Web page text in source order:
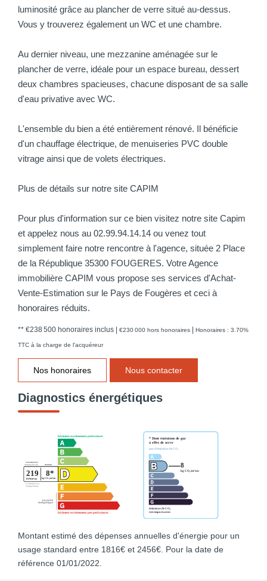
luminosité grâce au plancher de verre situé au-dessus.
Vous y trouverez également un WC et une chambre.
Au dernier niveau, une mezzanine aménagée sur le
plancher de verre, idéale pour un espace bureau, dessert
deux chambres spacieuses, chacune disposant de sa salle
d'eau privative avec WC.
L'ensemble du bien a été entièrement rénové. Il bénéficie
d'un chauffage électrique, de menuiseries PVC double
vitrage ainsi que de volets électriques.
Plus de détails sur notre site CAPIM
Pour plus d'information sur ce bien visitez notre site Capim
et appelez nous au 02.99.94.14.14 ou venez tout
simplement faire notre rencontre à l'agence, située 2 Place
de la République 35300 FOUGERES. Votre Agence
immobilière CAPIM vous propose ses services d'Achat-
Vente-Estimation sur le Pays de Fougères et ceci à
honoraires réduits.
** €238 500 honoraires inclus | €230 000 hors honoraires | Honoraires : 3.70%
TTC à la charge de l'acquéreur
Nos honoraires Nous contacter
Diagnostics énergétiques
Montant estimé des dépenses annuelles d'énergie pour un
usage standard entre 1816€ et 2456€. Pour la date de
référence 01/01/2022.